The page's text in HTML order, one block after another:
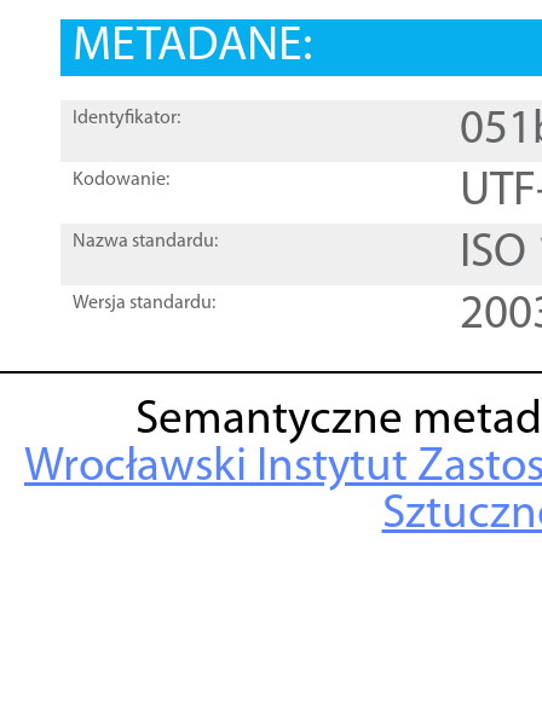
METADANE:
Identyfikator:
Kodowanie:
Nazwa standardu:
Wersja standardu:
Semantyczne
Wrocławski Instytut